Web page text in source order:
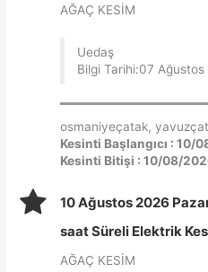
AĞAÇ KESİM
Uedaş
Bilgi Tarihi:07
osmaniyeçatak,
Kesinti Başlangıcı : 10/
Kesinti Bitişi : 10/08/
10 Ağustos 2026
saat Süreli Elektrik
AĞAÇ KESİM